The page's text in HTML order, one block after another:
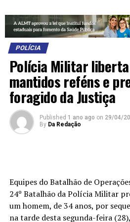
POLÍCIA
Polícia Militar
mantidos reféns e
foragido da Justiça
Published 1 ano ago on 29/04/
By Da Redação
Equipes do Batalhão de
24º Batalhão da Polícia Militar
um homem, de 34 anos, por
na tarde desta segunda-feira